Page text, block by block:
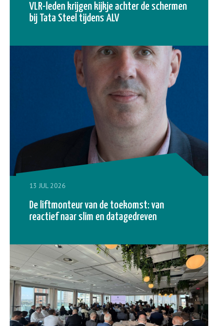
VLR-leden krijgen kijkje achter de schermen
bij Tata Steel tijdens ALV
13 JUL 2026
De liftmonteur van de toekomst: van
reactief naar slim en datagedreven